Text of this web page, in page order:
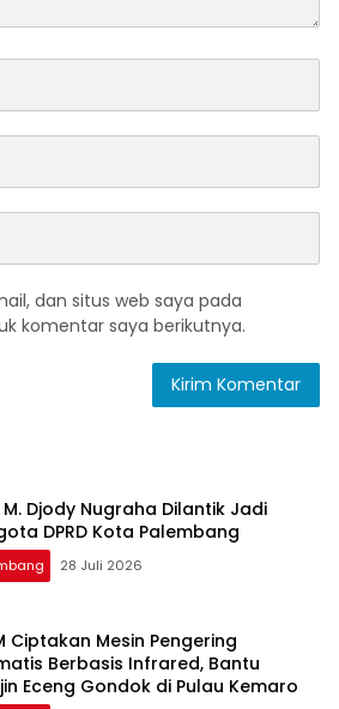
dan situs web saya pada
komentar saya berikutnya.
M. Djody Nugraha Dilantik Jadi
DPRD Kota Palembang
28 Juli 2026
Ciptakan Mesin Pengering
Berbasis Infrared, Bantu
Eceng Gondok di Pulau Kemaro